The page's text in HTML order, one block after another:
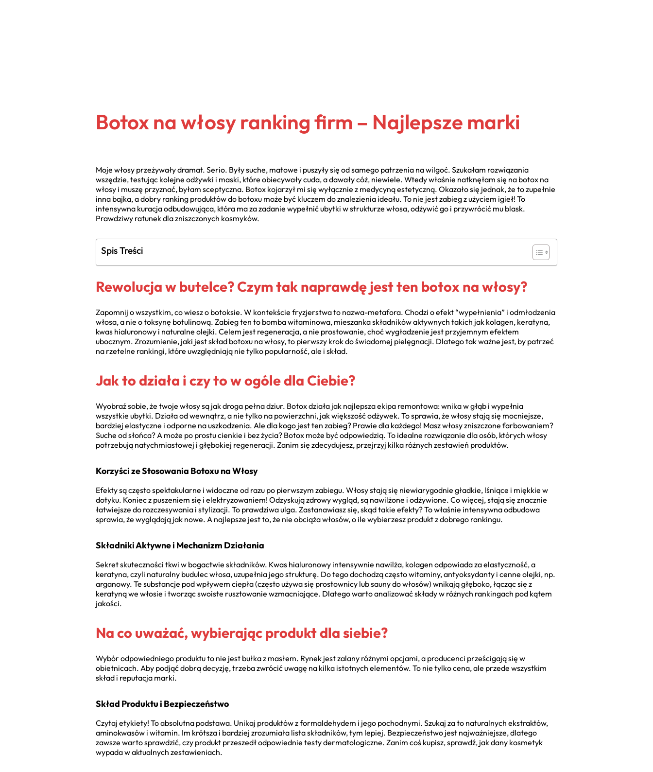
Botox na włosy ranking firm – Najlepsze marki
Moje włosy przeżywały dramat. Serio. Były suche, matowe i puszyły się od samego patrzenia na wilgoć. Szukałam rozwiązania
wszędzie, testując kolejne odżywki i maski, które obiecywały cuda, a dawały cóż, niewiele. Wtedy właśnie natknęłam się na botox na
włosy i muszę przyznać, byłam sceptyczna. Botox kojarzył mi się wyłącznie z medycyną estetyczną. Okazało się jednak, że to zupełnie
inna bajka, a dobry ranking produktów do botoxu może być kluczem do znalezienia ideału. To nie jest zabieg z użyciem igieł! To
intensywna kuracja odbudowująca, która ma za zadanie wypełnić ubytki w strukturze włosa, odżywić go i przywrócić mu blask.
Prawdziwy ratunek dla zniszczonych kosmyków.
Spis Treści
Rewolucja w butelce? Czym tak naprawdę jest ten botox na włosy?
Zapomnij o wszystkim, co wiesz o botoksie. W kontekście fryzjerstwa to nazwa-metafora. Chodzi o efekt “wypełnienia” i odmłodzenia
włosa, a nie o toksynę botulinową. Zabieg ten to bomba witaminowa, mieszanka składników aktywnych takich jak kolagen, keratyna,
kwas hialuronowy i naturalne olejki. Celem jest regeneracja, a nie prostowanie, choć wygładzenie jest przyjemnym efektem
ubocznym. Zrozumienie, jaki jest skład botoxu na włosy, to pierwszy krok do świadomej pielęgnacji. Dlatego tak ważne jest, by patrzeć
na rzetelne rankingi, które uwzględniają nie tylko popularność, ale i skład.
Jak to działa i czy to w ogóle dla Ciebie?
Wyobraź sobie, że twoje włosy są jak droga pełna dziur. Botox działa jak najlepsza ekipa remontowa: wnika w głąb i wypełnia
wszystkie ubytki. Działa od wewnątrz, a nie tylko na powierzchni, jak większość odżywek. To sprawia, że włosy stają się mocniejsze,
bardziej elastyczne i odporne na uszkodzenia. Ale dla kogo jest ten zabieg? Prawie dla każdego! Masz włosy zniszczone farbowaniem?
Suche od słońca? A może po prostu cienkie i bez życia? Botox może być odpowiedzią. To idealne rozwiązanie dla osób, których włosy
potrzebują natychmiastowej i głębokiej regeneracji. Zanim się zdecydujesz, przejrzyj kilka różnych zestawień produktów.
Korzyści ze Stosowania Botoxu na Włosy
Efekty są często spektakularne i widoczne od razu po pierwszym zabiegu. Włosy stają się niewiarygodnie gładkie, lśniące i miękkie w
dotyku. Koniec z puszeniem się i elektryzowaniem! Odzyskują zdrowy wygląd, są nawilżone i odżywione. Co więcej, stają się znacznie
łatwiejsze do rozczesywania i stylizacji. To prawdziwa ulga. Zastanawiasz się, skąd takie efekty? To właśnie intensywna odbudowa
sprawia, że wyglądają jak nowe. A najlepsze jest to, że nie obciąża włosów, o ile wybierzesz produkt z dobrego rankingu.
Składniki Aktywne i Mechanizm Działania
Sekret skuteczności tkwi w bogactwie składników. Kwas hialuronowy intensywnie nawilża, kolagen odpowiada za elastyczność, a
keratyna, czyli naturalny budulec włosa, uzupełnia jego strukturę. Do tego dochodzą często witaminy, antyoksydanty i cenne olejki, np.
arganowy. Te substancje pod wpływem ciepła (często używa się prostownicy lub sauny do włosów) wnikają głęboko, łącząc się z
keratyną we włosie i tworząc swoiste rusztowanie wzmacniające. Dlatego warto analizować składy w różnych rankingach pod kątem
jakości.
Na co uważać, wybierając produkt dla siebie?
Wybór odpowiedniego produktu to nie jest bułka z masłem. Rynek jest zalany różnymi opcjami, a producenci prześcigają się w
obietnicach. Aby podjąć dobrą decyzję, trzeba zwrócić uwagę na kilka istotnych elementów. To nie tylko cena, ale przede wszystkim
skład i reputacja marki.
Skład Produktu i Bezpieczeństwo
Czytaj etykiety! To absolutna podstawa. Unikaj produktów z formaldehydem i jego pochodnymi. Szukaj za to naturalnych ekstraktów,
aminokwasów i witamin. Im krótsza i bardziej zrozumiała lista składników, tym lepiej. Bezpieczeństwo jest najważniejsze, dlatego
zawsze warto sprawdzić, czy produkt przeszedł odpowiednie testy dermatologiczne. Zanim coś kupisz, sprawdź, jak dany kosmetyk
wypada w aktualnych zestawieniach.